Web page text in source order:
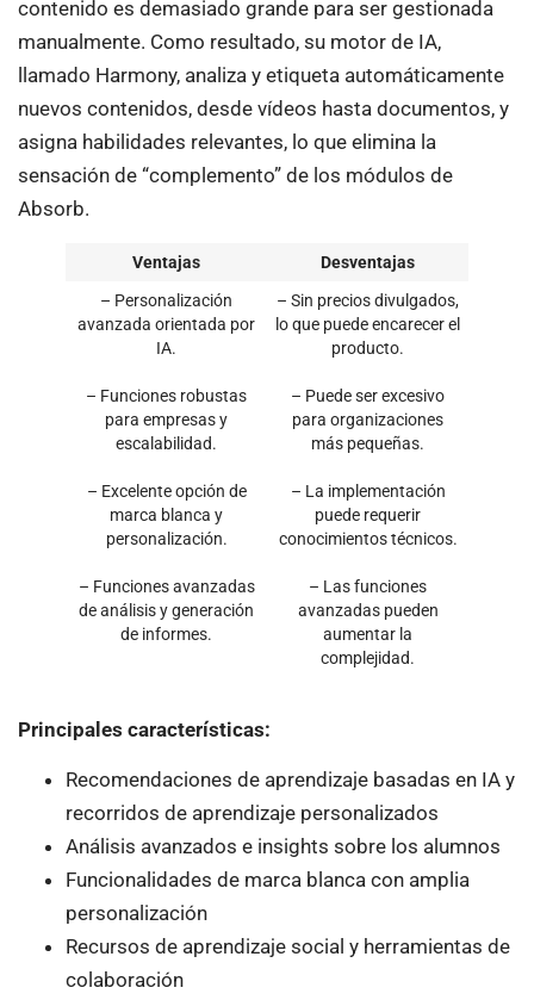
contenido es demasiado grande para ser gestionada
manualmente. Como resultado, su motor de IA,
llamado Harmony, analiza y etiqueta automáticamente
nuevos contenidos, desde vídeos hasta documentos, y
asigna habilidades relevantes, lo que elimina la
sensación de “complemento” de los módulos de
Absorb.
Ventajas
Desventajas
– Personalización
avanzada orientada por
IA.
– Funciones robustas
para empresas y
escalabilidad.
– Excelente opción de
marca blanca y
personalización.
– Funciones avanzadas
de análisis y generación
de informes.
– Sin precios divulgados,
lo que puede encarecer el
producto.
– Puede ser excesivo
para organizaciones
más pequeñas.
– La implementación
puede requerir
conocimientos técnicos.
– Las funciones
avanzadas pueden
aumentar la
complejidad.
Principales características:
Recomendaciones de aprendizaje basadas en IA y
recorridos de aprendizaje personalizados
Análisis avanzados e insights sobre los alumnos
Funcionalidades de marca blanca con amplia
personalización
Recursos de aprendizaje social y herramientas de
colaboración